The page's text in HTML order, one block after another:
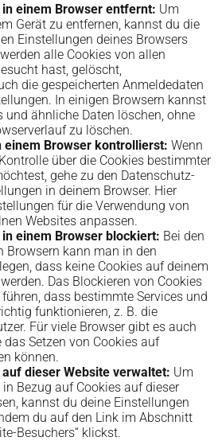
einem Browser entfernt: Um
Gerät zu entfernen, kannst du die
Einstellungen deines Browsers
alle Cookies von allen
hast, gelöscht,
die gespeicherten Anmeldedaten
In einigen Browsern kannst
und ähnliche Daten löschen, ohne
zu löschen.
einem Browser kontrollierst: Wenn
über die Cookies bestimmter
gehe zu den Datenschutz-
in deinem Browser. Hier
für die Verwendung von
Websites anpassen.
einem Browser blockiert: Bei den
Browsern kann man in den
dass keine Cookies auf deinem
Das Blockieren von Cookies
dass bestimmte Services und
funktionieren, z. B. die
Für viele Browser gibt es auch
das Setzen von Cookies auf
können.
dieser Website verwaltet: Um
Bezug auf Cookies auf dieser
kannst du deine Einstellungen
du auf den Link im Abschnitt
Besuchers“ klickst.